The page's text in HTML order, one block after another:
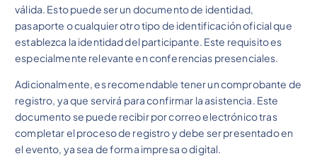
válida. Esto puede ser un documento de identidad,
pasaporte o cualquier otro tipo de identificación oficial que
establezca la identidad del participante. Este requisito es
especialmente relevante en conferencias presenciales.
Adicionalmente, es recomendable tener un comprobante de
registro, ya que servirá para confirmar la asistencia. Este
documento se puede recibir por correo electrónico tras
completar el proceso de registro y debe ser presentado en
el evento, ya sea de forma impresa o digital.